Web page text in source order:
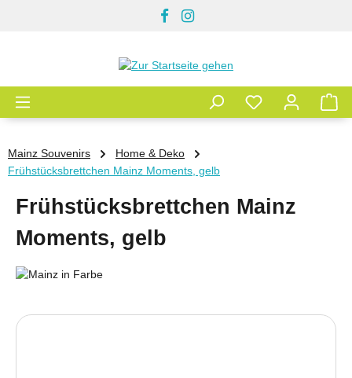
Mainz Souvenirs
Home & Deko
Frühstücksbrettchen Mainz Moments, gelb
Frühstücksbrettchen Mainz
Moments, gelb
Bildergalerie überspringen